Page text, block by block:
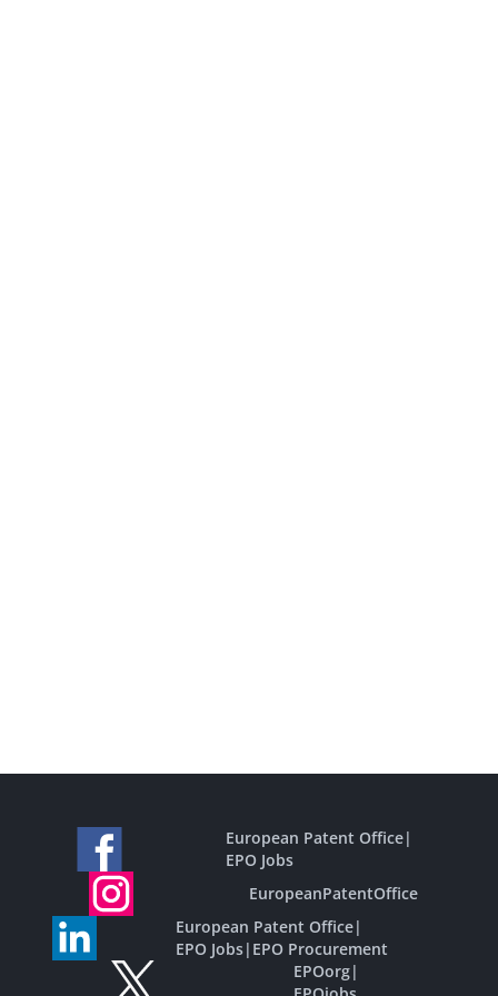
European Patent Office|
EPO Jobs
EuropeanPatentOffice
European Patent Office|
EPO Jobs| EPO Procurement
EPOorg|